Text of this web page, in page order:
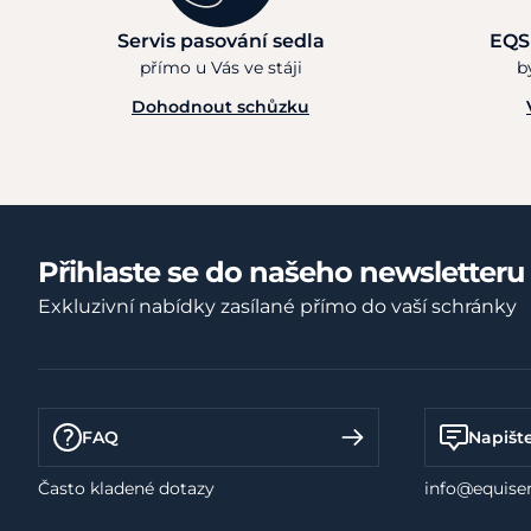
Servis pasování sedla
přímo u Vás ve stáji
Dohodnout schůzku
Přihlaste se do našeho newsletteru
Exkluzivní nabídky zasílané přímo do vaší schránky
FAQ
Často kladené dotazy